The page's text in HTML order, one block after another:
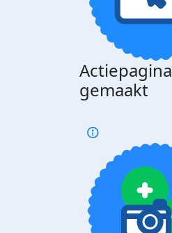
Actiepagina
gemaakt